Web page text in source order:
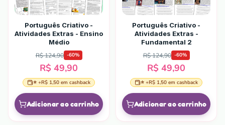
Português Criativo -
Atividades Extras - Ensino
Médio
R$ 124,90 -60%
R$ 49,90
⭐ +R$ 1,50 em cashback
Adicionar ao carrinho
Português Criativo -
Atividades Extras -
Fundamental 2
R$ 124,90 -60%
R$ 49,90
⭐ +R$ 1,50 em cashback
Adicionar ao carrinho